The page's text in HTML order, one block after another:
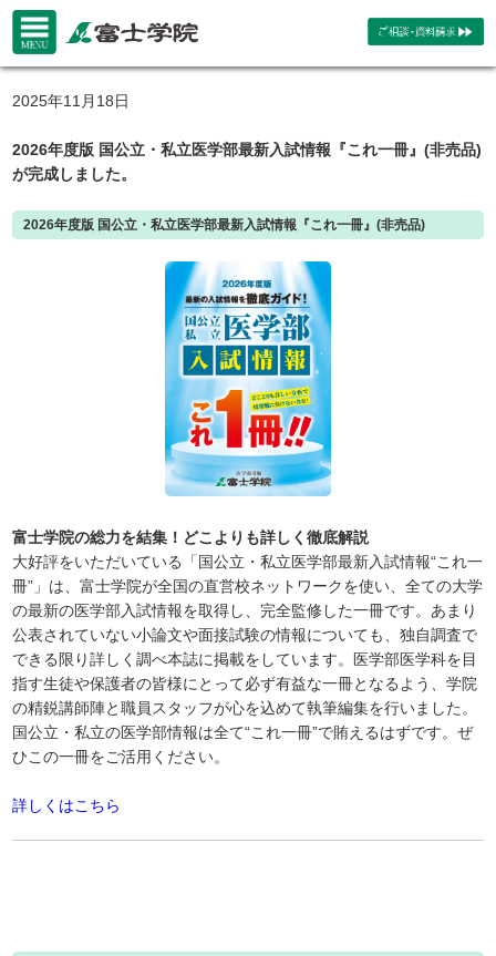
2025年11月18日
2026年度版 国公立・私立医学部最新入試情報『これ一冊』(非売品)
が完成しました。
2026年度版 国公立・私立医学部最新入試情報『これ一冊』(非売品)
富士学院の総力を結集！どこよりも詳しく徹底解説
大好評をいただいている「国公立・私立医学部最新入試情報“これ一
冊”」は、富士学院が全国の直営校ネットワークを使い、全ての大学
の最新の医学部入試情報を取得し、完全監修した一冊です。あまり
公表されていない小論文や面接試験の情報についても、独自調査で
できる限り詳しく調べ本誌に掲載をしています。医学部医学科を目
指す生徒や保護者の皆様にとって必ず有益な一冊となるよう、学院
の精鋭講師陣と職員スタッフが心を込めて執筆編集を行いました。
国公立・私立の医学部情報は全て“これ一冊”で賄えるはずです。ぜ
ひこの一冊をご活用ください。
詳しくはこちら